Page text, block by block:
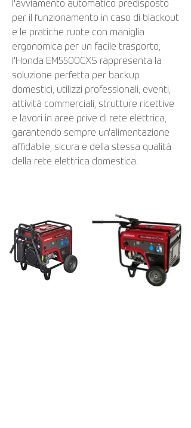
l'avviamento automatico predisposto
per il funzionamento in caso di blackout
e le pratiche ruote con maniglia
ergonomica per un facile trasporto,
l'Honda EM5500CXS rappresenta la
soluzione perfetta per backup
domestici, utilizzi professionali, eventi,
attività commerciali, strutture ricettive
e lavori in aree prive di rete elettrica,
garantendo sempre un'alimentazione
affidabile, sicura e della stessa qualità
della rete elettrica domestica.